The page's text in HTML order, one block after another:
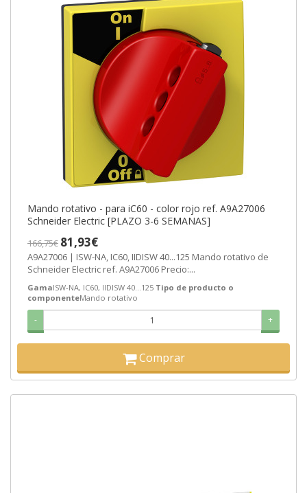
Mando rotativo - para iC60 - color rojo ref. A9A27006
Schneider Electric [PLAZO 3-6 SEMANAS]
166,75€ 81,93€
A9A27006 | ISW-NA, IC60, IIDISW 40...125 Mando rotativo de
Schneider Electric ref. A9A27006 Precio:...
GamaISW-NA, IC60, IIDISW 40...125 Tipo de producto o
componenteMando rotativo
- +
Comprar